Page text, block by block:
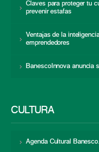
Claves para proteger tu
prevenir estafas
Ventajas de la
emprendedores
BanescoInnova anuncia
CULTURA
Agenda Cultural